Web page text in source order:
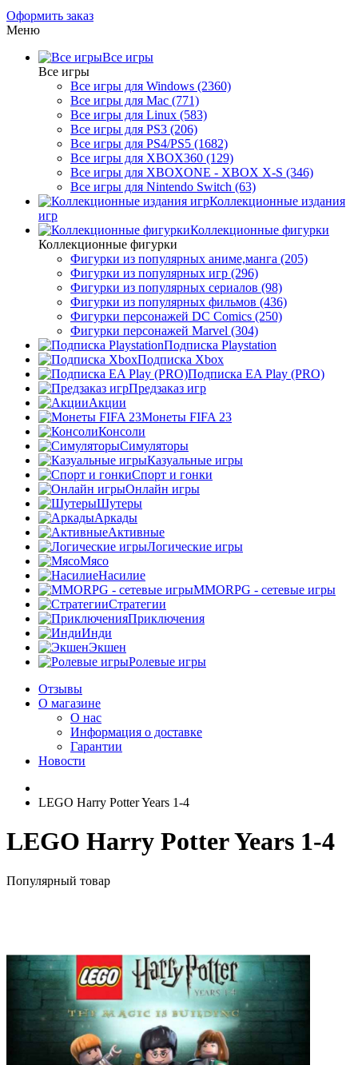
Оформить заказ
Меню
Все игры
Все игры
Все игры для Windows (2360)
Все игры для Mac (771)
Все игры для Linux (583)
Все игры для PS3 (206)
Все игры для PS4/PS5 (1682)
Все игры для XBOX360 (129)
Все игры для XBOXONE - XBOX X-S (346)
Все игры для Nintendo Switch (63)
Коллекционные издания
игр
Коллекционные фигурки
Коллекционные фигурки
Фигурки из популярных аниме,манга (205)
Фигурки из популярных игр (296)
Фигурки из популярных сериалов (98)
Фигурки из популярных фильмов (436)
Фигурки персонажей DC Comics (250)
Фигурки персонажей Marvel (304)
Подписка Playstation
Подписка Xbox
Подписка EA Play (PRO)
Предзаказ игр
Акции
Монеты FIFA 23
Консоли
Симуляторы
Казуальные игры
Спорт и гонки
Онлайн игры
Шутеры
Аркады
Активные
Логические игры
Мясо
Насилие
MMORPG - сетевые игры
Стратегии
Приключения
Инди
Экшен
Ролевые игры
Отзывы
О магазине
О нас
Информация о доставке
Гарантии
Новости
LEGO Harry Potter Years 1-4
LEGO Harry Potter Years 1-4
Популярный товар